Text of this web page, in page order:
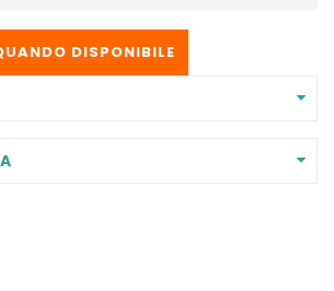
DISPONIBILE